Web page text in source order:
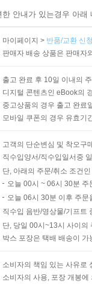
안내가 있는경우 아
마이페이지 > 반품/교환 신
판매자 배송 상품은 판매자
출고 완료 후 10일 이내의
디지털 콘텐츠인 eBook의
중고상품의 경우 출고 완료
모바일 쿠폰의 경우 유효기
고객의 단순변심 및 착오구
직수입양서/직수입일서중
단, 아래의 주문/취소 조건
오늘 00시 ~ 06시 30분
오늘 06시 30분 이후 주
직수입 음반/영상물/기프트
단, 당일 00시~13시 사이의
박스 포장은 택배 배송이
소비자의 책임 있는 사유로
소비자의 사용, 포장 개봉